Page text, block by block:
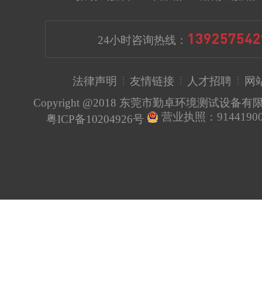
24小时咨询热线：
法律声明 友情链接 人才招聘
网
Copyright @2018 东莞市勤卓环境测试设备有
粤ICP备10204926号
营业执照：